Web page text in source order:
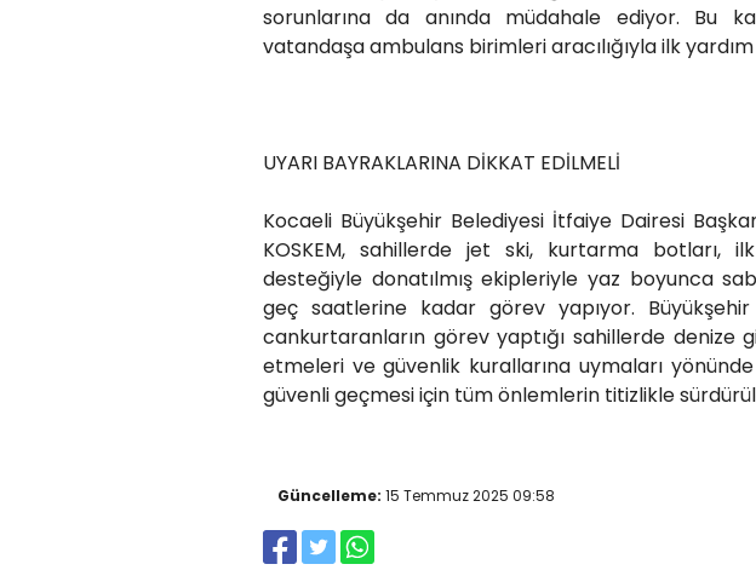
sorunlarına da anında müdahale ediyor. Bu
vatandaşa ambulans birimleri aracılığıyla ilk
UYARI BAYRAKLARINA DİKKAT EDİLMELİ
Kocaeli Büyükşehir Belediyesi İtfaiye Dairesi
KOSKEM, sahillerde jet ski, kurtarma botları,
desteğiyle donatılmış ekipleriyle yaz boyunca
geç saatlerine kadar görev yapıyor.
cankurtaranların görev yaptığı sahillerde denize
etmeleri ve güvenlik kurallarına uymaları
güvenli geçmesi için tüm önlemlerin titizlikle
Güncelleme: 15 Temmuz 2025 09:58